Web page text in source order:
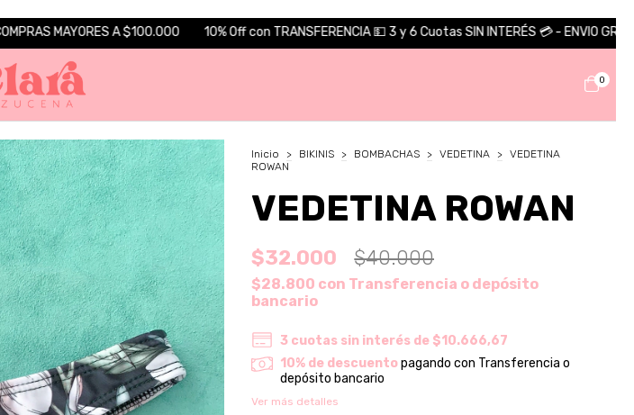
10% Off con TRANSFERENCIA 💵 3 y 6 Cuotas SIN INTERÉS 💳 - ENVIO GRATIS COMPRAS MAYORES A
0
Inicio > BIKINIS > BOMBACHAS > VEDETINA > VEDETINA
ROWAN
VEDETINA ROWAN
$32.000 $40.000
$28.800 con Transferencia o depósito
bancario
3 cuotas sin interés de $10.666,67
10% de descuentopagando con Transferencia o
depósito bancario
Ver más detalles